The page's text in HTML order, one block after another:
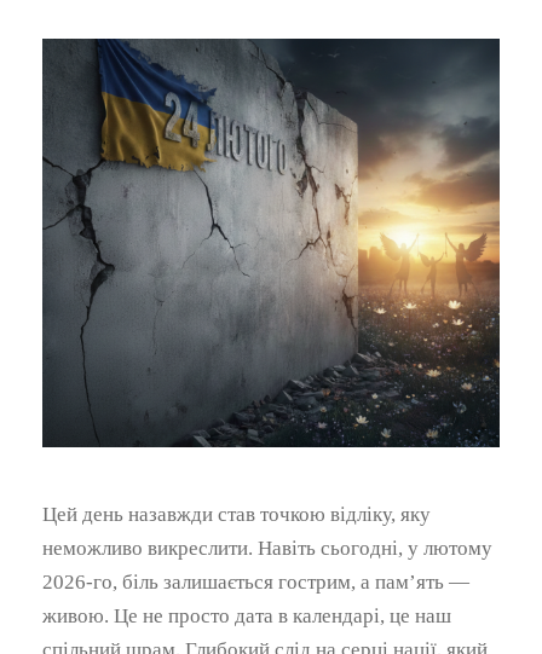
Цей день назавжди став точкою відліку, яку
неможливо викреслити. Навіть сьогодні, у лютому
2026-го, біль залишається гострим, а пам’ять —
живою. Це не просто дата в календарі, це наш
спільний шрам. Глибокий слід на серці нації, який